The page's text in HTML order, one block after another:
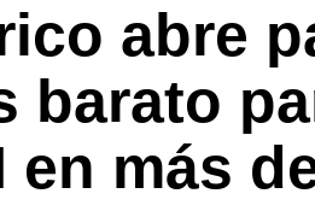
abre
barato
más